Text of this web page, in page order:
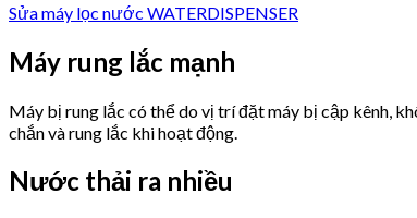
Sửa máy lọc nước WATERDISPENSER
Máy rung lắc mạnh
Máy bị rung lắc có thể do vị trí đặt máy bị cập kênh,
chắn và rung lắc khi hoạt động.
Nước thải ra nhiều